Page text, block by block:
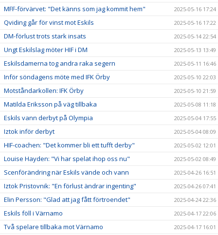
MFF-förvärvet: "Det känns som jag kommit hem" 2025-05-16 17:24
Qviding går för vinst mot Eskils 2025-05-16 17:22
DM-förlust trots stark insats 2025-05-14 22:54
Ungt Eskilslag möter HIF i DM 2025-05-13 13:49
Eskilsdamerna tog andra raka segern 2025-05-11 16:46
Inför söndagens möte med IFK Örby 2025-05-10 22:03
Motståndarkollen: IFK Örby 2025-05-10 21:59
Matilda Eriksson på väg tillbaka 2025-05-08 11:18
Eskils vann derbyt på Olympia 2025-05-04 17:55
Iztok inför derbyt 2025-05-04 08:09
HIF-coachen: "Det kommer bli ett tufft derby" 2025-05-02 12:01
Louise Hayden: "Vi har spelat ihop oss nu" 2025-05-02 08:49
Scenförändring när Eskils vände och vann 2025-04-26 16:51
Iztok Pristovnik: "En förlust ändrar ingenting" 2025-04-26 07:41
Elin Persson: "Glad att jag fått förtroendet" 2025-04-24 22:36
Eskils föll i Värnamo 2025-04-17 22:06
Två spelare tillbaka mot Värnamo 2025-04-17 16:01